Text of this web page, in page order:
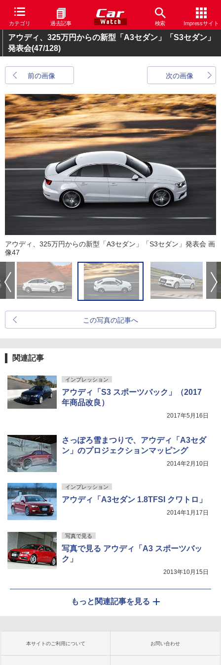
カテゴリ 過去記事 検索 Impressサイト
アウディ、325万円からの新型「A3セダン」「S3セダン」
発表会(47/128)
前の画像 次の画像
アウディ、325万円からの新型「A3セダン」「S3セダン」発表会 画
像47
この写真の記事へ
関連記事
インプレッション
アウディ「S3 スポーツバック」（2017
年商品改良）
2017年5月16日
さっぽろ雪まつりで、アウディ「A3セダ
ン」のプロジェクションマッピング
2014年2月10日
インプレッション
アウディ「A3セダン 1.8TFSI クワトロ」
2014年1月17日
写真で見る
写真で見る アウディ「A3 スポーツバッ
ク」
2013年10月15日
もっと関連記事を見る
本サイトのご利用について お問い合わせ